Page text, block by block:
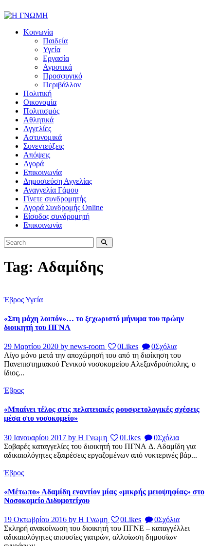
Κοινωνία
Παιδεία
Υγεία
Εργασία
Αγροτικά
Προσφυγικό
Περιβάλλον
Πολιτική
Οικονομία
Πολιτισμός
Αθλητικά
Αγγελίες
Αστυνομικά
Συνεντεύξεις
Απόψεις
Αγορά
Επικοινωνία
Δημοσιεύση Αγγελίας
Αναγγελία Γάμου
Γίνετε συνδρομητής
Αγορά Συνδρομής Online
Είσοδος συνδρομητή
Επικοινωνία
Tag: Αδαμίδης
ΈβροςΥγεία
«Στη μάχη λοιπόν»… το ξεχωριστό μήνυμα του πρώην
διοικητή του ΠΓΝΑ
29 Μαρτίου 2020 by news-room 0Likes 0Σχόλια
Λίγο μόνο μετά την αποχώρησή του από τη διοίκηση του
Πανεπιστημιακού Γενικού νοσοκομείου Αλεξανδρούπολης, ο
ίδιος...
Έβρος
«Μπαίνει τέλος στις πελατειακές ρουσφετολογικές σχέσεις
μέσα στο νοσοκομείο»
30 Ιανουαρίου 2017 by Η Γνωμη 0Likes 0Σχόλια
Σοβαρές καταγγελίες του διοικητή του ΠΓΝΑ Δ. Αδαμίδη για
αδικαιολόγητες εξαιρέσεις εργαζομένων από νυκτερινές βάρ...
Έβρος
«Μέτωπο» Αδαμίδη εναντίον μίας «μικρής μειοψηφίας» στο
Νοσοκομείο Διδυμοτείχου
19 Οκτωβρίου 2016 by Η Γνωμη 0Likes 0Σχόλια
Σκληρή ανακοίνωση του διοικητή του ΠΓΝΕ – καταγγέλλει
αδικαιολόγητες απουσίες γιατρών, αλλοίωση δημοσίων